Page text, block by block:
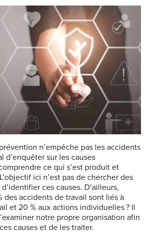
n’empêche pas les accidents
d’enquêter sur les causes
ce qui s’est produit et
ici n’est pas de chercher des
ces causes. D’ailleurs,
des accidents de travail sont liés à
et 20 % aux actions individuelles ? Il
notre propre organisation afin
causes et de les traiter.